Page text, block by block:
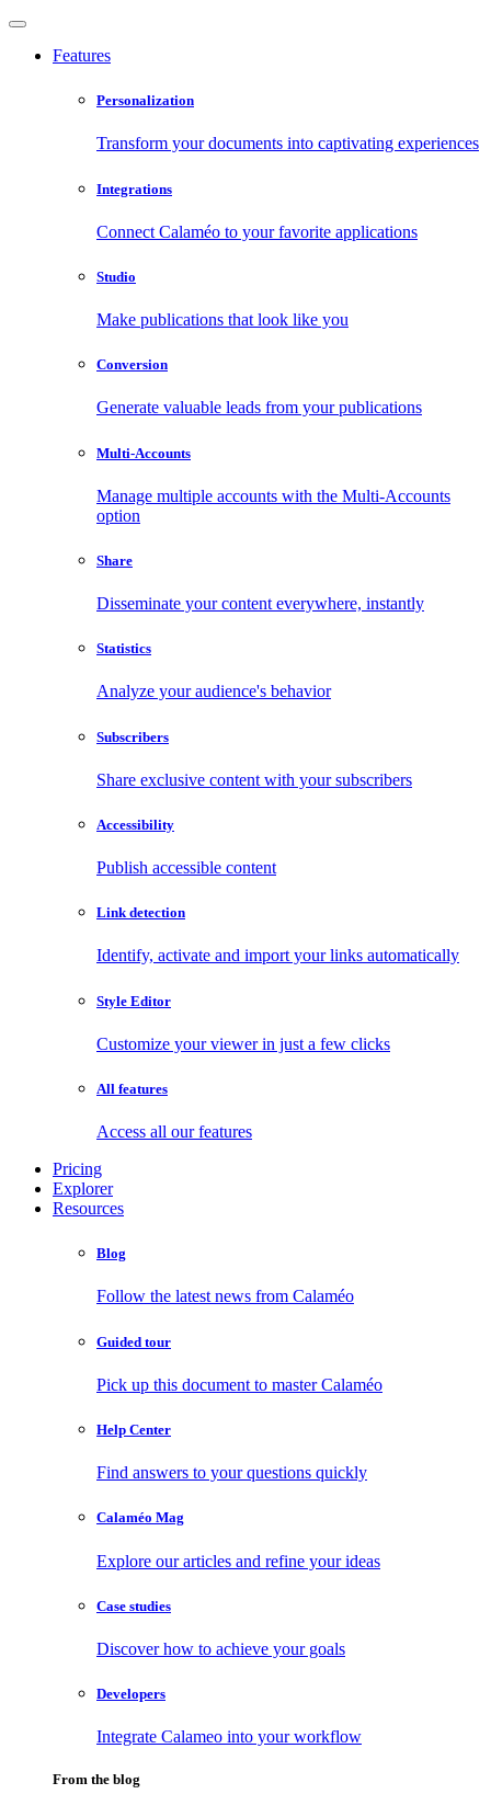
Features
Personalization
Transform your documents into captivating experiences
Integrations
Connect Calaméo to your favorite applications
Studio
Make publications that look like you
Conversion
Generate valuable leads from your publications
Multi-Accounts
Manage multiple accounts with the Multi-Accounts
option
Share
Disseminate your content everywhere, instantly
Statistics
Analyze your audience's behavior
Subscribers
Share exclusive content with your subscribers
Accessibility
Publish accessible content
Link detection
Identify, activate and import your links automatically
Style Editor
Customize your viewer in just a few clicks
All features
Access all our features
Pricing
Explorer
Resources
Blog
Follow the latest news from Calaméo
Guided tour
Pick up this document to master Calaméo
Help Center
Find answers to your questions quickly
Calaméo Mag
Explore our articles and refine your ideas
Case studies
Discover how to achieve your goals
Developers
Integrate Calameo into your workflow
From the blog